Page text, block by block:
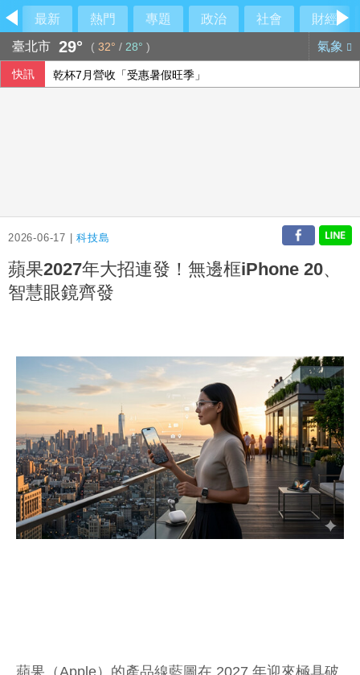
最新 熱門 專題 政治 社會
財經
臺北市 29° ( 32° / 28° ) 氣象
快訊 乾杯7月營收「受惠暑假旺季」
2026-06-17 |科技島
蘋果2027年大招連發！無邊框iPhone 20、
智慧眼鏡齊發